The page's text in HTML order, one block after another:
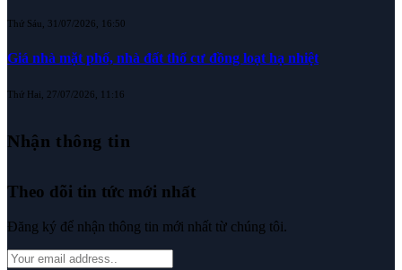
Thứ Sáu, 31/07/2026, 16:50
Giá nhà mặt phố, nhà đất thổ cư đồng loạt hạ nhiệt
Thứ Hai, 27/07/2026, 11:16
Nhận thông tin
Theo dõi tin tức mới nhất
Đăng ký để nhận thông tin mới nhất từ chúng tôi.